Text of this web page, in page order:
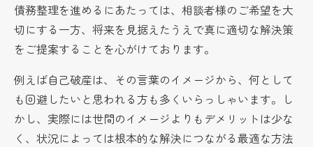
債務整理を進めるにあたっては、相談者様のご希望を大
切にする一方、将来を見据えたうえで真に適切な解決策
をご提案することを心がけております。
例えば自己破産は、その言葉のイメージから、何として
も回避したいと思われる方も多くいらっしゃいます。し
かし、実際には世間のイメージよりもデメリットは少な
く、状況によっては根本的な解決につながる最適な方法